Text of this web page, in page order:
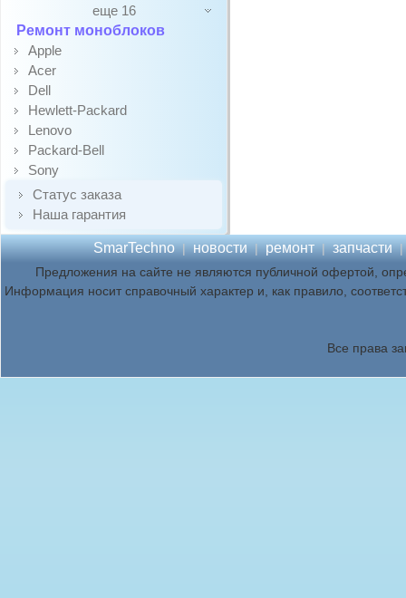
еще 16
Ремонт моноблоков
Apple
Acer
Dell
Hewlett-Packard
Lenovo
Packard-Bell
Sony
Статус заказа
Наша гарантия
SmarTechno | новости | ремонт | запчасти |
Предложения на сайте не являются публичной офертой,
Информация носит справочный характер и, как правило,
Все права